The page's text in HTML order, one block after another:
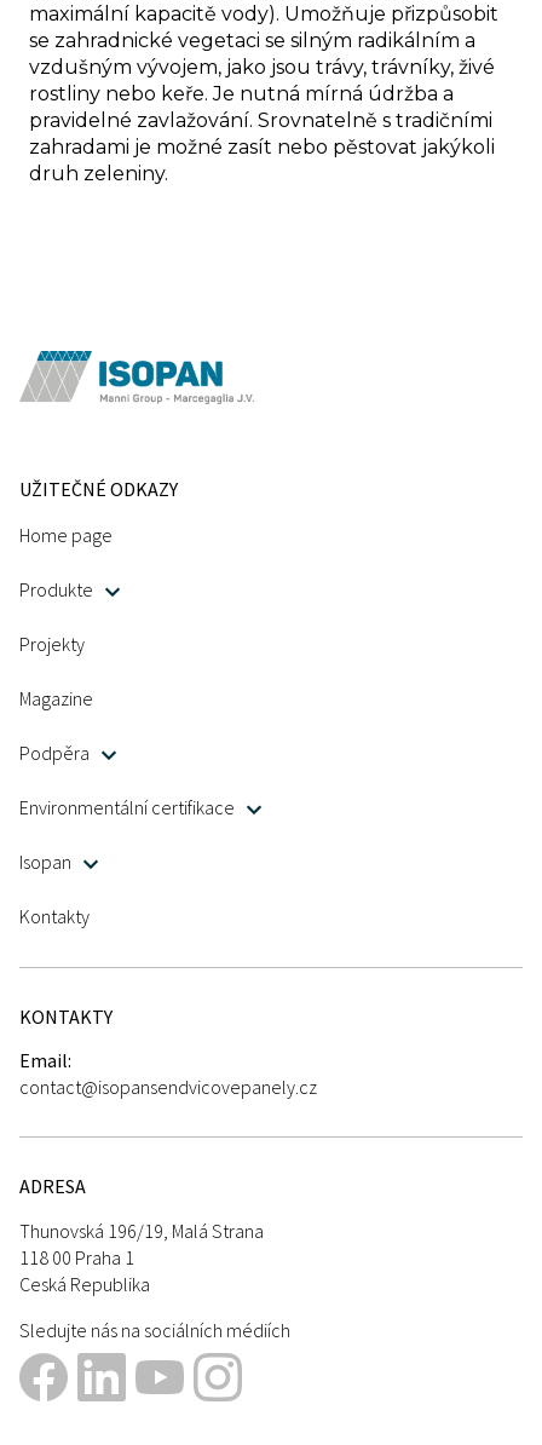
maximální kapacitě vody). Umožňuje přizpůsobit
se zahradnické vegetaci se silným radikálním a
vzdušným vývojem, jako jsou trávy, trávníky, živé
rostliny nebo keře. Je nutná mírná údržba a
pravidelné zavlažování. Srovnatelně s tradičními
zahradami je možné zasít nebo pěstovat jakýkoli
druh zeleniny.
UŽITEČNÉ ODKAZY
Home page
Produkte
Projekty
Magazine
Podpěra
Environmentální certifikace
Isopan
Kontakty
KONTAKTY
Email:
contact@isopansendvicovepanely.cz
ADRESA
Thunovská 196/19, Malá Strana
118 00 Praha 1
Ceská Republika
Sledujte nás na sociálních médiích